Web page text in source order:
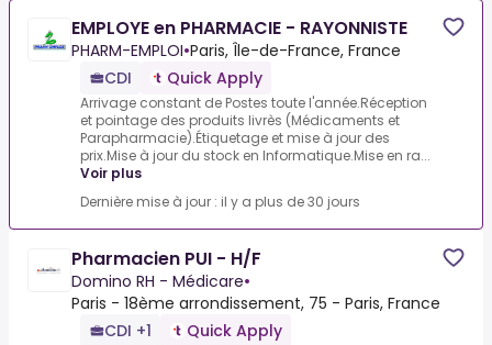
EMPLOYE en PHARMACIE - RAYONNISTE
PHARM-EMPLOI•Paris, Île-de-France, France
CDI
Quick Apply
Arrivage constant de Postes toute l'année.Réception
et pointage des produits livrès (Médicaments et
Parapharmacie).Étiquetage et mise à jour des
prix.Mise à jour du stock en Informatique.Mise en ra...
Voir plus
Dernière mise à jour : il y a plus de 30 jours
Pharmacien PUI - H/F
Domino RH - Médicare•
Paris - 18ème arrondissement, 75 - Paris, France
CDI +1
Quick Apply